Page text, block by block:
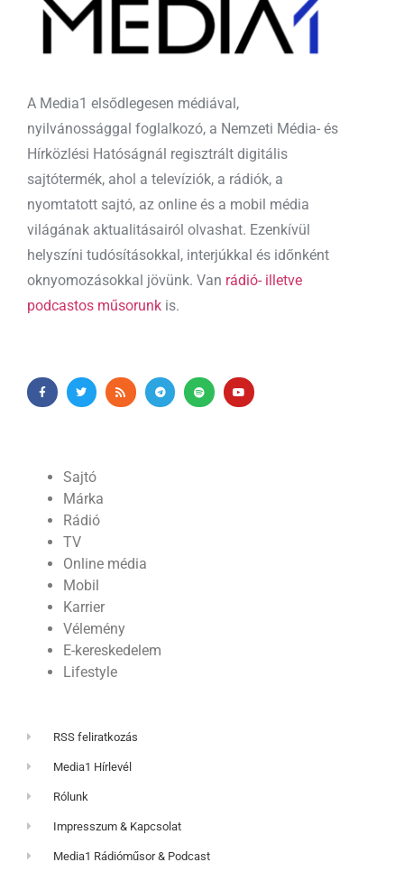
A Media1 elsődlegesen médiával,
nyilvánossággal foglalkozó, a Nemzeti Média- és
Hírközlési Hatóságnál regisztrált digitális
sajtótermék, ahol a televíziók, a rádiók, a
nyomtatott sajtó, az online és a mobil média
világának aktualitásairól olvashat. Ezenkívül
helyszíni tudósításokkal, interjúkkal és időnként
oknyomozásokkal jövünk. Van rádió- illetve
podcastos műsorunk is.
Sajtó
Márka
Rádió
TV
Online média
Mobil
Karrier
Vélemény
E-kereskedelem
Lifestyle
RSS feliratkozás
Media1 Hírlevél
Rólunk
Impresszum & Kapcsolat
Media1 Rádióműsor & Podcast